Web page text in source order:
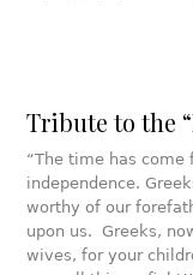
Tribute to the
“The time has
independence.
worthy of our
upon us. Greeks,
wives, for your